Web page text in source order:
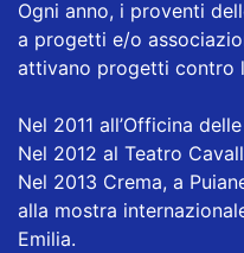
Ogni anno, i proventi
a progetti e/o
attivano progetti contro
Nel 2011 all’Officina
Nel 2012 al Teatro
Nel 2013 Crema, a
alla mostra
Emilia.